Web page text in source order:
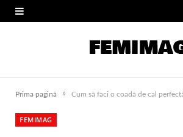
Prima pagină » Cum să faci o coadă de cal
FEMIMAG